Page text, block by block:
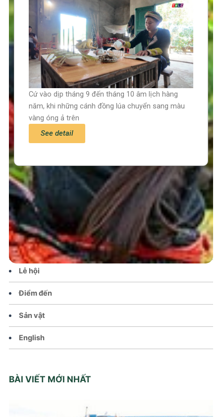
Trang chủ
Tin tức – Sự kiện
Chính sách
Văn hoá – Đời sống
Lễ hội
Điểm đến
Sản vật
English
BÀI VIẾT MỚI NHẤT
Cứ vào dịp tháng 9 đến tháng 10 âm lịch hàng
năm, khi những cánh đồng lúa chuyển sang màu
vàng óng ả trên
See detail